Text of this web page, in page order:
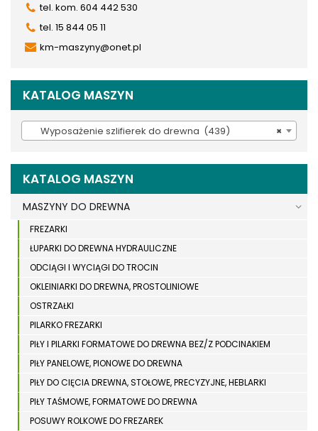
tel. kom. 604 442 530
tel. 15 844 05 11
km-maszyny@onet.pl
KATALOG MASZYN
×
Wyposażenie szlifierek do drewna (439)
KATALOG MASZYN
MASZYNY DO DREWNA
FREZARKI
ŁUPARKI DO DREWNA HYDRAULICZNE
ODCIĄGI I WYCIĄGI DO TROCIN
OKLEINIARKI DO DREWNA, PROSTOLINIOWE
OSTRZAŁKI
PILARKO FREZARKI
PIŁY I PILARKI FORMATOWE DO DREWNA BEZ/Z PODCINAKIEM
PIŁY PANELOWE, PIONOWE DO DREWNA
PIŁY DO CIĘCIA DREWNA, STOŁOWE, PRECYZYJNE, HEBLARKI
PIŁY TAŚMOWE, FORMATOWE DO DREWNA
POSUWY ROLKOWE DO FREZAREK